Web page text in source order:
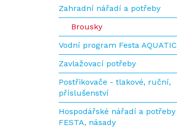
Zahradní nářadí a potřeby
Brousky
Vodní program Festa AQUATIC
Zavlažovací potřeby
Postřikovače - tlakové, ruční,
příslušenství
Hospodářské nářadí a potřeby
FESTA, násady